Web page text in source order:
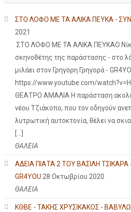
ΣΤΟ ΛΟΦΟ ΜΕ ΤΑ ΑΛΙΚΑ ΠΕΥΚΑ -
2021
ΣΤΟ ΛΟΦΟ ΜΕ ΤΑ ΑΛΙΚΑ ΠΕΥΚΑΟ
σκηνοθέτης της παράστασης - στο
μιλάει στον Γρηγόρη Γρηγορά -
https://www.youtube.com/
ΘΕΑΤΡΟ ΑΜΑΛΙΑ Η παράσταση
νέου Τζιάκοπο, που τον οδηγούν
λυτρωτική αυτοκτονία, θέλει να
[…]
ΘΑΛΕΙΑ
ΑΔΕΙΑ ΠΙΑΤΑ 2 ΤΟΥ ΒΑΣΙΛΗ
GR4YOU 28 Οκτωβρίου 2020
ΘΑΛΕΙΑ
ΚΘΒΕ - ΤΑΚΗΣ ΧΡΥΣΙΚΑΚΟΣ -